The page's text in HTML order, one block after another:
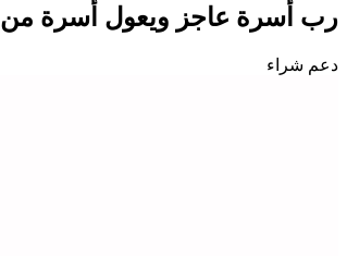
رب أسرة عاجز ويعول أسرة من 11 شخص
دعم شراء